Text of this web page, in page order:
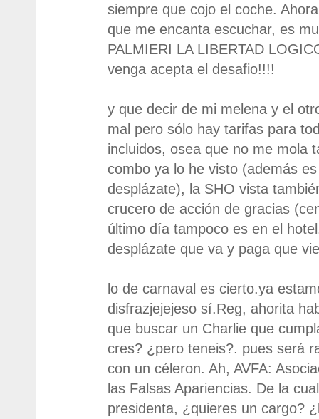
siempre que cojo el coche.
que me encanta escuchar, es
PALMIERI LA LIBERTAD
venga acepta el desafio!!!!
y que decir de mi melena y el
mal pero sólo hay tarifas para
incluidos, osea que no me mola
combo ya lo he visto (además
desplázate), la SHO vista
crucero de acción de gracias
último día tampoco es en el
desplázate que va y paga que
lo de carnaval es cierto.ya
disfrazjejejeso sí.Reg, ahorita
que buscar un Charlie que
cres? ¿pero teneis?. pues será
con un céleron. Ah, AVFA:
las Falsas Apariencias. De la
presidenta, ¿quieres un cargo?